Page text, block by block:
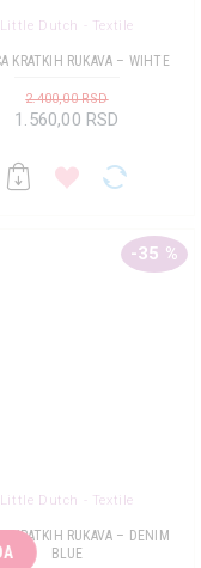
Little Dutch - Textile
KRATKIH RUKAVA – WIHTE
1.560,00 RSD
2.400,00 RSD
-35 %
Little Dutch - Textile
KRATKIH RUKAVA – DENIM
BLUE